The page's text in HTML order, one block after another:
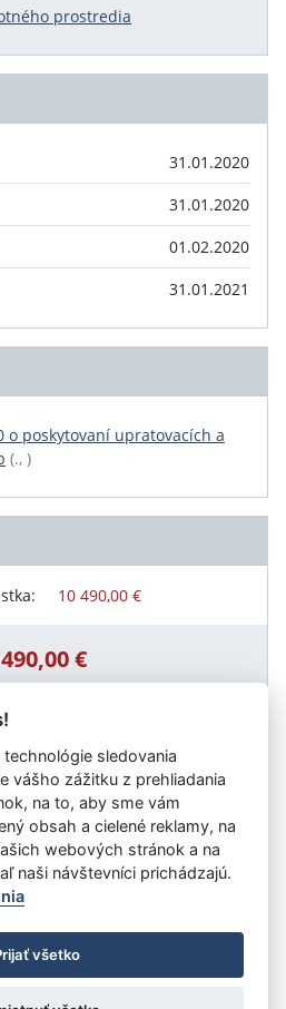
prostredia
31.01.2020
31.01.2020
01.02.2020
31.01.2021
o poskytovaní upratovacích a
(., )
10 490,00 €
€
životného prostredia
práva vyhradené
Zmluvy do 31.12.2010
sledovania
vášho zážitku z prehliadania
na to, aby sme vám
obsah a cielené reklamy, na
webových stránok a na
naši návštevníci prichádzajú.
všetko